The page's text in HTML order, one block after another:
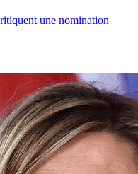
une nomination